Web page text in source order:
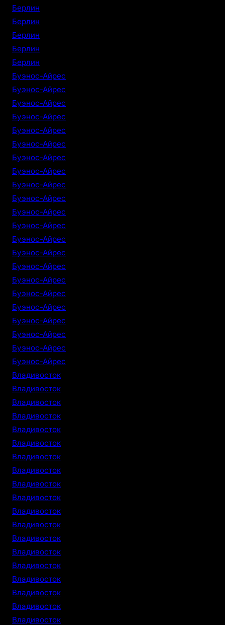
Берлин
Берлин
Берлин
Берлин
Берлин
Буэнос-Айрес
Буэнос-Айрес
Буэнос-Айрес
Буэнос-Айрес
Буэнос-Айрес
Буэнос-Айрес
Буэнос-Айрес
Буэнос-Айрес
Буэнос-Айрес
Буэнос-Айрес
Буэнос-Айрес
Буэнос-Айрес
Буэнос-Айрес
Буэнос-Айрес
Буэнос-Айрес
Буэнос-Айрес
Буэнос-Айрес
Буэнос-Айрес
Буэнос-Айрес
Буэнос-Айрес
Буэнос-Айрес
Буэнос-Айрес
Владивосток
Владивосток
Владивосток
Владивосток
Владивосток
Владивосток
Владивосток
Владивосток
Владивосток
Владивосток
Владивосток
Владивосток
Владивосток
Владивосток
Владивосток
Владивосток
Владивосток
Владивосток
Владивосток